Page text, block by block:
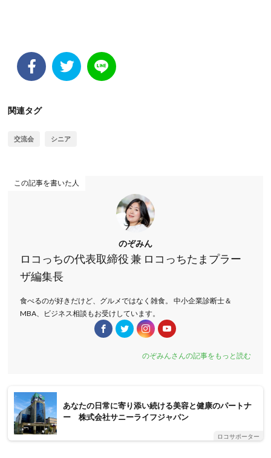
関連タグ
交流会 シニア
この記事を書いた人
のぞみん
ロコっちの代表取締役 兼 ロコっちたまプラー
ザ編集長
食べるのが好きだけど、グルメではなく雑食。 中小企業診断士＆
MBA、ビジネス相談もお受けしています。
のぞみんさんの記事をもっと読む
あなたの日常に寄り添い続ける美容と健康のパートナ
ー 株式会社サニーライフジャパン
ロコサポーター